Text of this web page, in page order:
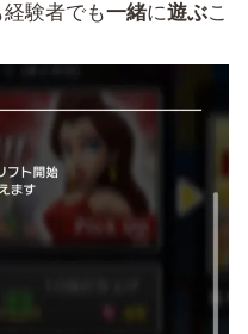
経験者でも一緒に遊ぶこ